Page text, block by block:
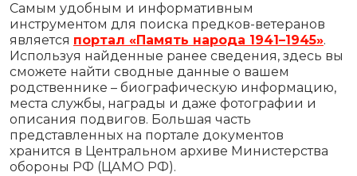
Самым удобным и информативным
инструментом для поиска предков-ветеранов
является портал «Память народа 1941–1945».
Используя найденные ранее сведения, здесь вы
сможете найти сводные данные о вашем
родственнике – биографическую информацию,
места службы, награды и даже фотографии и
описания подвигов. Большая часть
представленных на портале документов
хранится в Центральном архиве Министерства
обороны РФ (ЦАМО РФ).